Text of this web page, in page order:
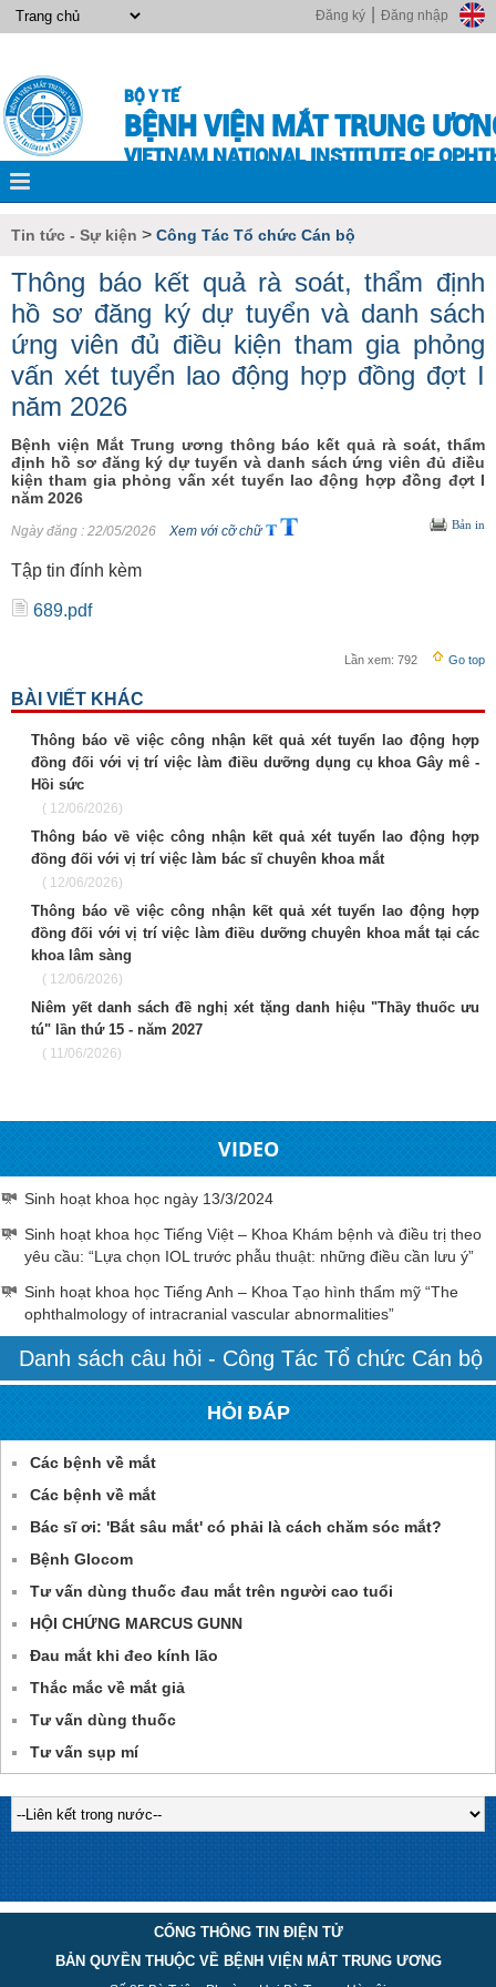
Đăng nhập
Đăng ký
BỘ Y TẾ
BỆNH VIỆN MẮT TRUNG
VIETNAM NATIONAL INSTITUTE OF
Tin tức - Sự kiện > Công Tác Tổ chức Cán bộ
Thông báo kết quả rà soát, thẩm định
hồ sơ đăng ký dự tuyển và danh sách
ứng viên đủ điều kiện tham gia phỏng
vấn xét tuyển lao động hợp đồng đợt I
năm 2026
Bệnh viện Mắt Trung ương thông báo kết quả rà soát, thẩm
định hồ sơ đăng ký dự tuyển và danh sách ứng viên đủ điều
kiện tham gia phỏng vấn xét tuyển lao động hợp đồng đợt I
năm 2026
Ngày đăng : 22/05/2026 Xem với cỡ chữ Bản in
Tập tin đính kèm
689.pdf
Lần xem: 792 Go top
BÀI VIẾT KHÁC
Thông báo về việc công nhận kết quả xét tuyển lao động hợp
đồng đối với vị trí việc làm điều dưỡng dụng cụ khoa Gây mê -
Hồi sức
( 12/06/2026)
Thông báo về việc công nhận kết quả xét tuyển lao động hợp
đồng đối với vị trí việc làm bác sĩ chuyên khoa mắt
( 12/06/2026)
Thông báo về việc công nhận kết quả xét tuyển lao động hợp
đồng đối với vị trí việc làm điều dưỡng chuyên khoa mắt tại các
khoa lâm sàng
( 12/06/2026)
Niêm yết danh sách đề nghị xét tặng danh hiệu "Thầy thuốc ưu
tú" lần thứ 15 - năm 2027
( 11/06/2026)
VIDEO
Sinh hoạt khoa học ngày 13/3/2024
Sinh hoạt khoa học Tiếng Việt – Khoa Khám bệnh và điều trị theo
yêu cầu: “Lựa chọn IOL trước phẫu thuật: những điều cần lưu ý”
Sinh hoạt khoa học Tiếng Anh – Khoa Tạo hình thẩm mỹ “The
ophthalmology of intracranial vascular abnormalities”
Danh sách câu hỏi - Công Tác Tổ chức Cán bộ
HỎI ĐÁP
Các bệnh về mắt
Các bệnh về mắt
Bác sĩ ơi: 'Bắt sâu mắt' có phải là cách chăm sóc mắt?
Bệnh Glocom
Tư vấn dùng thuốc đau mắt trên người cao tuổi
HỘI CHỨNG MARCUS GUNN
Đau mắt khi đeo kính lão
Thắc mắc về mắt giả
Tư vấn dùng thuốc
Tư vấn sụp mí
CỔNG THÔNG TIN ĐIỆN TỬ
BẢN QUYỀN THUỘC VỀ BỆNH VIỆN MẮT TRUNG ƯƠNG